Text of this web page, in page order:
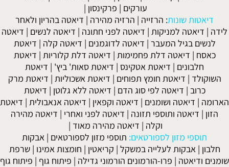
פרקינסון|
שונות:הרזייה|הרזיה מהירה|דיאטה בהריון ולאחר
למניקות| דיאטה לפני חתונה|דיאטה לנשים|דיאטה
המעבר|דיאטה לדוגמנים|דיאטה קלה|דיאטת
דיאטה דלת פחמימות|דיאטה דלת קלוריות|דיאטת
דיאטת אטקינס|דיאטת סאות' ביץ' |דיאטת
דיאטת חומץ תפוחים|דיאטת אשכוליות|דיאטת מרק
דיאטה לפי סוג הדם| דיאטה ללא גלוטן |דיאטת
ושומנים|דיאטה וקפאין|דיאטה אנאבולית|דיאטת
ותוספי תזונה|דיאטה לפני ואחרי |דיאטה מהירה
דיאטה מהירה מאוד|
מזון לספורטאים:תוספי מזון לספורטאים|אבקות
לעלייה במשקל|קריאטין| חומצות אמינו|שרפת
|פרו-הורמונים הורמוני גדילה|פיתוח גוף |פיתוח גוף